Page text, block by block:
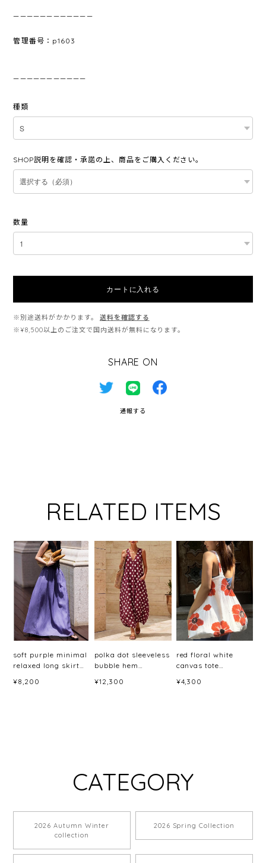
————————————
管理番号：p1603
———————————
種類
SHOP説明を確認・承諾の上、商品をご購入ください。
数量
カートに入れる
※別途送料がかかります。
送料を確認する
※¥8,500以上のご注文で国内送料が無料になります。
SHARE ON
通報する
RELATED ITEMS
soft purple minimal
relaxed long skirt
¥8,200
polka dot sleeveless
bubble hem
d3060＞
¥12,300
red floral white
canvas tote
¥4,300
CATEGORY
2026 Autumn Winter
collection
2026 Spring Collection